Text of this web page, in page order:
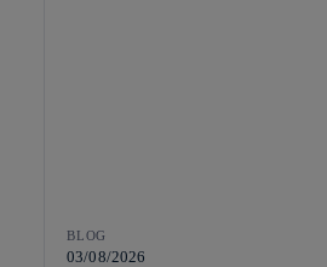
BLOG
03/08/2026